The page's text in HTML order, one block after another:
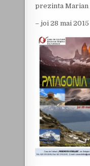
prezinta Marian
– joi 28 mai 2015